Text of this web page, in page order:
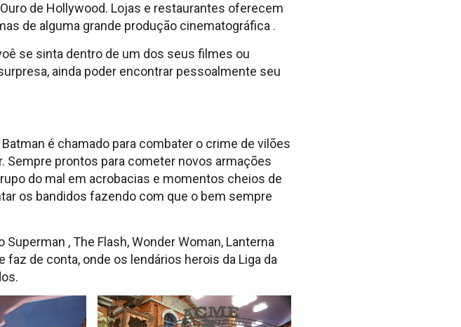
de Hollywood. Lojas e restaurantes oferecem
de alguma grande produção cinematográfica .
se sinta dentro de um dos seus filmes ou
ainda poder encontrar pessoalmente seu
é chamado para combater o crime de vilões
Sempre prontos para cometer novos armações
do mal em acrobacias e momentos cheios de
os bandidos fazendo com que o bem sempre
, The Flash, Wonder Woman, Lanterna
de conta, onde os lendários herois da Liga da